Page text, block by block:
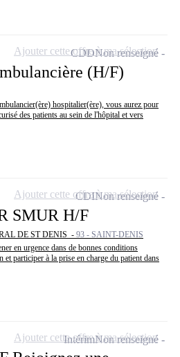
(H/F)
hospitalier(ère), vous aurez pour
des patients au sein de l'hôpital et vers
CDDNon renseigné
Ajouter cette offre à ma sélection
SMUR H/F
DE ST DENIS - 93 - SAINT-DENIS
en urgence dans de bonnes conditions
participer à la prise en charge du patient dans
CDINon renseigné
Ajouter cette offre à ma sélection
IntérimNon renseigné
Ajouter cette offre à ma sélection